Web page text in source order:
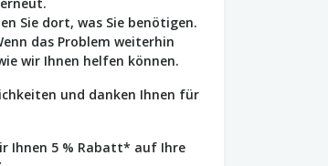
Sie dort, was Sie benötigen.
das Problem weiterhin
wir Ihnen helfen können.
und danken Ihnen für
Ihnen 5 % Rabatt* auf Ihre